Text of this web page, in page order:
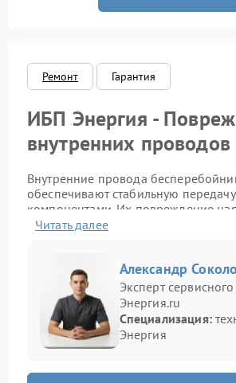
Ремонт Гарантия
ИБП Энергия -
внутренних проводов
Внутренние провода
обеспечивают стабильную
компонентами. Их повреждение
устройства и может привести к
Как проявляется
Неисправность проводов можно
следующим признакам:
устройство включается не с
Читать далее
Александр
Эксперт
Энергия.ru
Специализация:
Энергия